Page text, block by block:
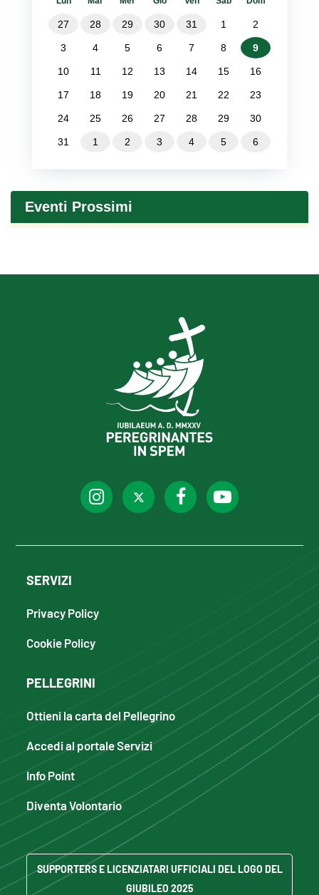
27 28 29 30 31 1 2
3 4 5 6 7 8 9
10 11 12 13 14 15 16
17 18 19 20 21 22 23
24 25 26 27 28 29 30
31 1 2 3 4 5 6
Eventi Prossimi
SERVIZI
Privacy Policy
Cookie Policy
PELLEGRINI
Ottieni la carta del Pellegrino
Accedi al portale Servizi
Info Point
Diventa Volontario
SUPPORTERS E LICENZIATARI UFFICIALI DEL LOGO DEL
GIUBILEO 2025